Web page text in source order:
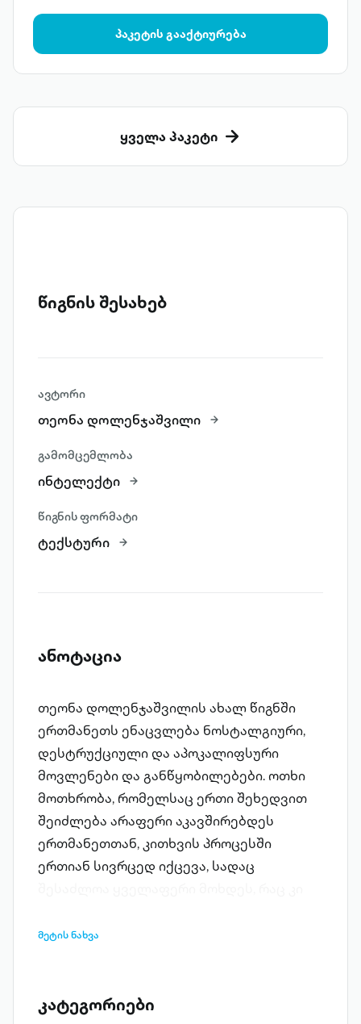
პაკეტის გააქტიურება
ყველა პაკეტი
წიგნის შესახებ
ავტორი
თეონა დოლენჯაშვილი
გამომცემლობა
ინტელექტი
წიგნის ფორმატი
ტექსტური
ანოტაცია
თეონა დოლენჯაშვილის ახალ წიგნში
ერთმანეთს ენაცვლება ნოსტალგიური,
დესტრუქციული და აპოკალიფსური
მოვლენები და განწყობილებები. ოთხი
მოთხრობა, რომელსაც ერთი შეხედვით
შეიძლება არაფერი აკავშირებდეს
ერთმანეთთან, კითხვის პროცესში
ერთიან სივრცედ იქცევა, სადაც
ჩადებულა უხსოვარი დროიდან. სოფლის
გაუკაცურებული გარემო; ტერორიზმი და
მეტის ნახვა
კატეგორიები